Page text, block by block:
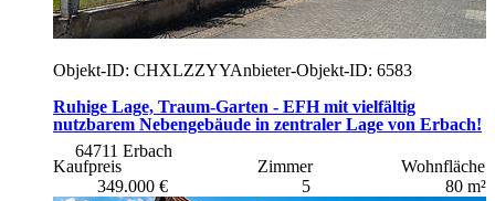
Objekt-ID: CHXLZZYYAnbieter-Objekt-ID: 6583
Ruhige Lage, Traum-Garten - EFH mit vielfältig
nutzbarem Nebengebäude in zentraler Lage von Erbach!
64711 Erbach
Kaufpreis
349.000 €
Zimmer
5
Wohnfläche
80 m²